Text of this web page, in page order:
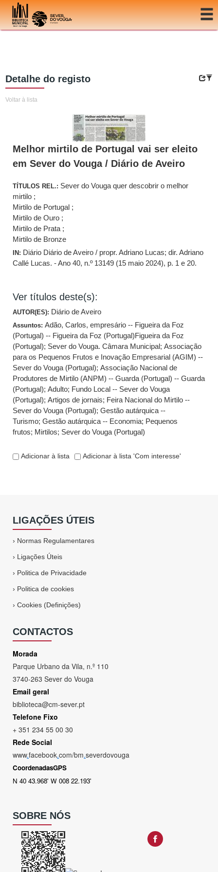
Ir para o conteúdo
Detalhe do registo
Voltar à lista
Melhor mirtilo de Portugal vai ser eleito
em Sever do Vouga / Diário de Aveiro
TÍTULOS REL.: Sever do Vouga quer descobrir o melhor
mirtilo ;
Mirtilo de Portugal ;
Mirtilo de Ouro ;
Mirtilo de Prata ;
Mirtilo de Bronze
IN: Diário Diário de Aveiro / propr. Adriano Lucas; dir. Adriano
Callé Lucas. - Ano 40, n.º 13149 (15 maio 2024), p. 1 e 20.
Ver títulos deste(s):
AUTOR(ES): Diário de Aveiro
Assuntos:Adão, Carlos, empresário -- Figueira da Foz
(Portugal) -- Figueira da Foz (Portugal)Figueira da Foz
(Portugal); Sever do Vouga. Câmara Municipal;Associação
para os Pequenos Frutos e Inovação Empresarial (AGIM) --
Sever do Vouga (Portugal);Associação Nacional de
Produtores de Mirtilo (ANPM) -- Guarda (Portugal) -- Guarda
(Portugal);Adulto; Fundo Local -- Sever do Vouga
(Portugal);Artigos de jornais; Feira Nacional do Mirtilo --
Sever do Vouga (Portugal);Gestão autárquica --
Turismo;Gestão autárquica -- Economia; Pequenos
frutos; Mirtilos; Sever do Vouga (Portugal)
Adicionar à lista Adicionar à lista 'Com interesse'
LIGAÇÕES ÚTEIS
› Normas Regulamentares
› Ligações Úteis
› Politica de Privacidade
› Politica de cookies
›Cookies (Definições)
CONTACTOS
Morada
Parque Urbano da Vila, n.º 110
3740-263 Sever do Vouga
Email geral
biblioteca@cm-sever.pt
Telefone Fixo
+ 351 234 55 00 30
Rede Social
www.facebook.com/bm.severdovouga
CoordenadasGPS
N 40 43.968' W 008 22.193'
SOBRE NÓS